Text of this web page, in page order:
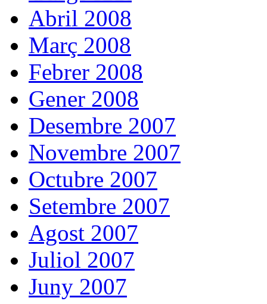
Abril 2008
Març 2008
Febrer 2008
Gener 2008
Desembre 2007
Novembre 2007
Octubre 2007
Setembre 2007
Agost 2007
Juliol 2007
Juny 2007